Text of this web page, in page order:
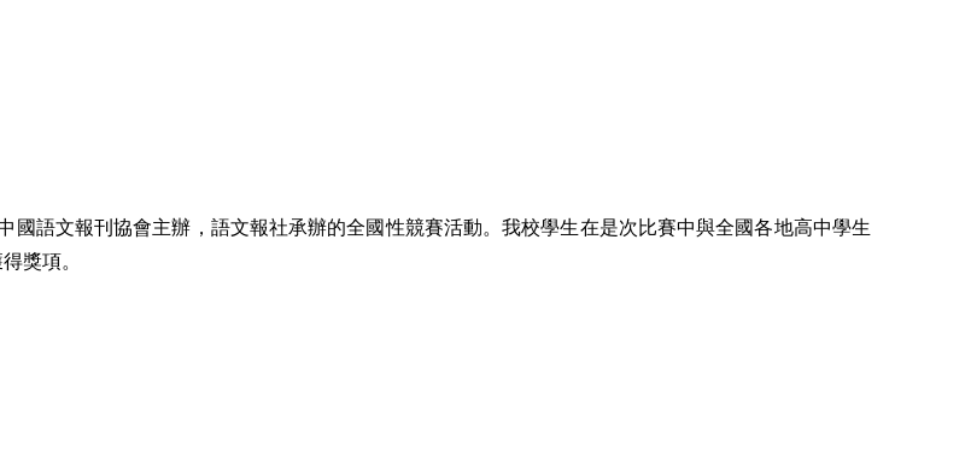
語文報刊協會主辦，語文報社承辦的全國性競賽活動。我校學生在是次比賽中與全國各地高中學生
獎項。